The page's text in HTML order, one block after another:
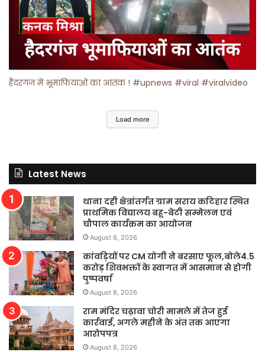
हैदरगंज में भूमाफियाओं का आतंक ! #upnews #viral #viralvideo
Load more
Latest News
थाना दही क्षेत्रांतर्गत ग्राम सराय कटिहार स्थित
प्राथमिक विद्यालय बहू-बेटी सम्मेलन एवं
चौपाल कार्यक्रम का आयोजन
August 8, 2026
कांवड़ियों पर CM योगी ने बरसाए फूल,बोले4.5
करोड़ शिवभक्तों के स्वागत में आसमान से होगी
पुष्पवर्षा
August 8, 2026
राम मंदिर चढ़ावा चोरी मामले में तेज हुई
कार्रवाई, अगले महीने के अंत तक आएगा
आरोपपत्र
August 8, 2026